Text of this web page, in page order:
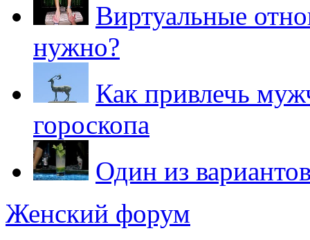
Виртуальные
нужно?
Как привлечь
гороскопа
Один из
Женский форум